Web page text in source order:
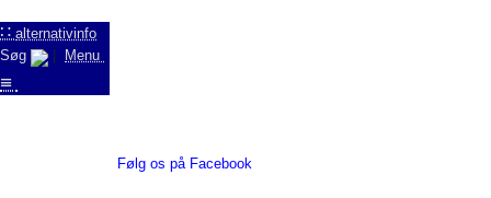
∷ alternativinfo
Søg
Menu
≡
Følg os på Facebook